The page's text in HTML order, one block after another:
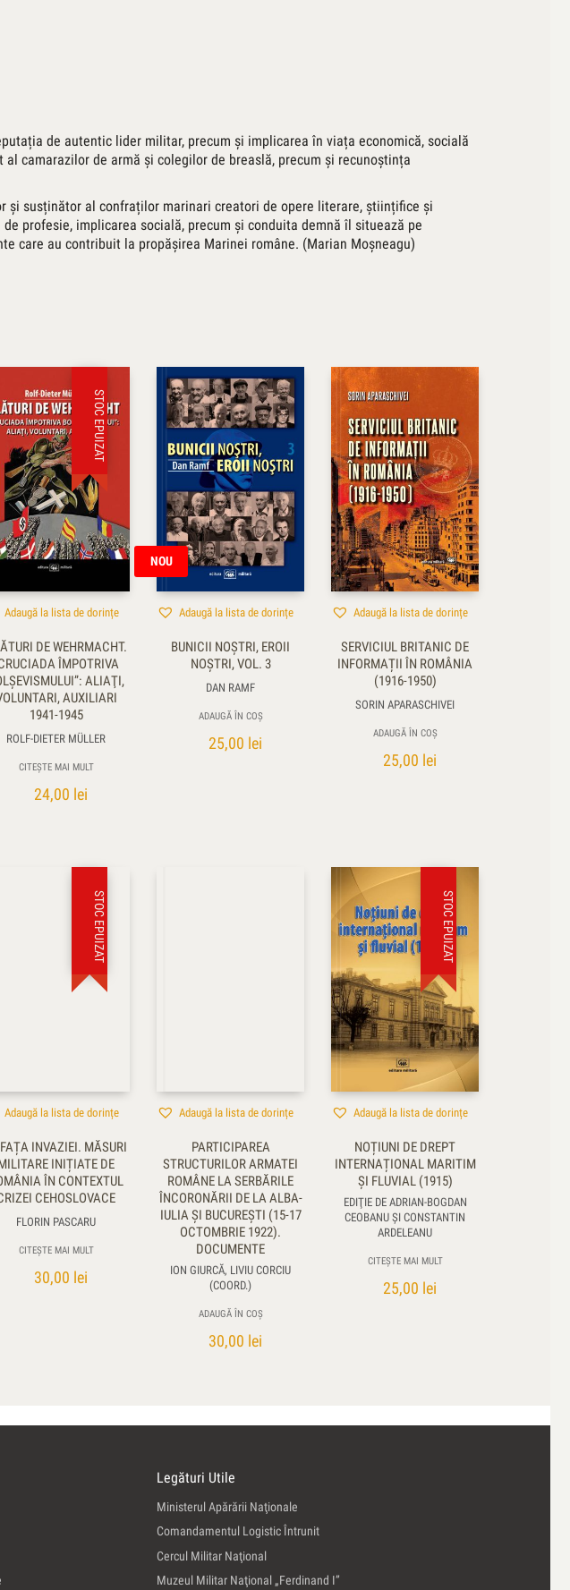
de autentic lider militar, precum și implicarea în viața economică, socială
camarazilor de armă și colegilor de breaslă, precum și recunoștința
susținător al confraților marinari creatori de opere literare, științifice și
profesie, implicarea socială, precum și conduita demnă îl situează pe
care au contribuit la propășirea Marinei române. (Marian Moşneagu)
STOC EPUIZAT
Adaugă la lista de dorințe
DE WEHRMACHT.
ÎMPOTRIVA
ALIAŢI,
AUXILIARI
1941-1945
ROLF-DIETER MÜLLER
CITEȘTE MAI MULT
24,00 lei
NOU
Adaugă la lista de dorințe
BUNICII NOȘTRI, EROII
NOȘTRI, VOL. 3
DAN RAMF
ADAUGĂ ÎN COȘ
25,00 lei
Adaugă la lista de dorințe
SERVICIUL BRITANIC DE
INFORMAȚII ÎN ROMÂNIA
(1916-1950)
SORIN APARASCHIVEI
ADAUGĂ ÎN COȘ
25,00 lei
STOC EPUIZAT
Adaugă la lista de dorințe
INVAZIEI. MĂSURI
INIȚIATE DE
ÎN CONTEXTUL
CEHOSLOVACE
FLORIN PASCARU
CITEȘTE MAI MULT
30,00 lei
Adaugă la lista de dorințe
PARTICIPAREA
STRUCTURILOR ARMATEI
ROMÂNE LA SERBĂRILE
ÎNCORONĂRII DE LA ALBA-
IULIA ȘI BUCUREȘTI (15-17
OCTOMBRIE 1922).
DOCUMENTE
ION GIURCĂ, LIVIU CORCIU
(COORD.)
ADAUGĂ ÎN COȘ
30,00 lei
STOC EPUIZAT
Adaugă la lista de dorințe
NOȚIUNI DE DREPT
INTERNAȚIONAL MARITIM
ȘI FLUVIAL (1915)
EDIŢIE DE ADRIAN-BOGDAN
CEOBANU ŞI CONSTANTIN
ARDELEANU
CITEȘTE MAI MULT
25,00 lei
Legături Utile
Ministerul Apărării Naţionale
Comandamentul Logistic Întrunit
Cercul Militar Naţional
Muzeul Militar Naţional „Ferdinand I”